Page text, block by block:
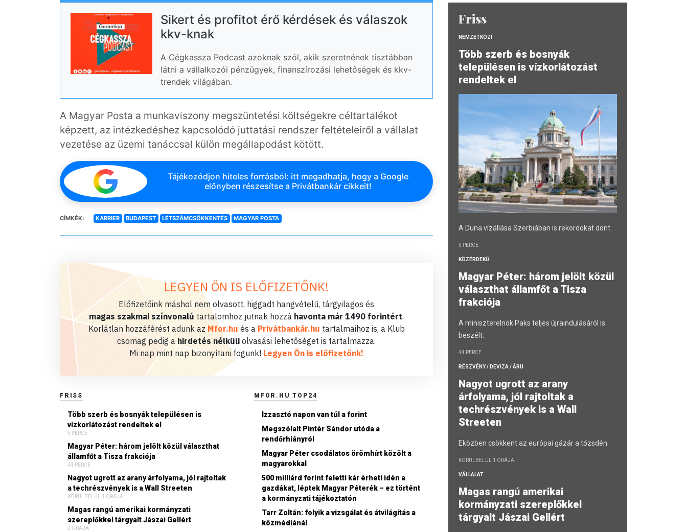
Sikert és profitot érő kérdések és válaszok
kkv-knak
A Cégkassza Podcast azoknak szól, akik szeretnének tisztábban
látni a vállalkozói pénzügyek, finanszírozási lehetőségek és kkv-
trendek világában.
A Magyar Posta a munkaviszony megszüntetési költségekre céltartalékot
képzett, az intézkedéshez kapcsolódó juttatási rendszer feltételeiről a vállalat
vezetése az üzemi tanáccsal külön megállapodást kötött.
Tájékozódjon hiteles forrásból: itt megadhatja, hogy a Google
előnyben részesítse a Privátbankár cikkeit!
CÍMKÉK: KARRIER BUDAPEST LÉTSZÁMCSÖKKENTÉS MAGYAR POSTA
LEGYEN ÖN IS ELŐFIZETŐNK!
Előfizetőink máshol nem olvasott, higgadt hangvételű, tárgyilagos és
magas szakmai színvonalú tartalomhoz jutnak hozzá havonta már 1490 forintért.
Korlátlan hozzáférést adunk az Mfor.hu és a Privátbankár.hu tartalmaihoz is, a Klub
csomag pedig a hirdetés nélküli olvasási lehetőséget is tartalmazza.
Mi nap mint nap bizonyítani fogunk! Legyen Ön is előfizetőnk!
FRISS
Több szerb és bosnyák településen is
vízkorlátozást rendeltek el
5 PERCE
Magyar Péter: három jelölt közül választhat
államfőt a Tisza frakciója
44 PERCE
Nagyot ugrott az arany árfolyama, jól rajtoltak
a techrészvények is a Wall Streeten
KÖRÜLBELÜL 1 ÓRÁJA
Magas rangú amerikai kormányzati
szereplőkkel tárgyalt Jászai Gellért
2 ÓRÁJA
MFOR.HU TOP24
Izzasztó napon van túl a forint
Megszólalt Pintér Sándor utóda a
rendőrhiányról
Magyar Péter csodálatos örömhírt közölt a
magyarokkal
500 milliárd forint feletti kár érheti idén a
gazdákat, léptek Magyar Péterék – ez történt
a kormányzati tájékoztatón
Tarr Zoltán: folyik a vizsgálat és átvilágítás a
közmédiánál
Friss
NEMZETKÖZI
Több szerb és bosnyák
településen is vízkorlátozást
rendeltek el
A Duna vízállása Szerbiában is rekordokat dönt.
5 PERCE
KÖZÉRDEKŰ
Magyar Péter: három jelölt közül
választhat államfőt a Tisza
frakciója
A miniszterelnök Paks teljes újraindulásáról is
beszélt.
44 PERCE
RÉSZVÉNY / DEVIZA / ÁRU
Nagyot ugrott az arany
árfolyama, jól rajtoltak a
techrészvények is a Wall
Streeten
Eközben csökkent az európai gázár a tőzsdén.
KÖRÜLBELÜL 1 ÓRÁJA
VÁLLALAT
Magas rangú amerikai
kormányzati szereplőkkel
tárgyalt Jászai Gellért